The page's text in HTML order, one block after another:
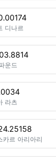
디나르
운드
라츠
카르 아리아리